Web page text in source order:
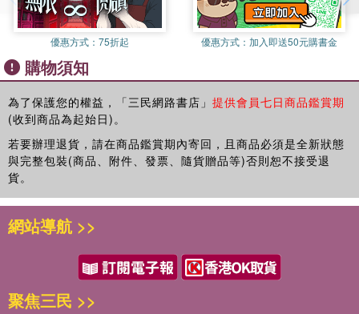
看見生命的黑洞，勇敢進入也就代表我們可以出洞了，因為黑暗的
底端，只有愛和光明。
宇宙源頭的訊息不僅能深入人心，恢復身、心理平衡，更傳遞出地
球正面臨的危機。每個人的身體病痛或人生困境，如同地球遭遇的
迫害般危急。宇宙靈訊透過本書作者想要傳達給所有的人類，如果
連罕病患者都能透過靜坐與祂連結而好轉了，你人生中的所有困
難，也可以透過一樣的旅程轉化。每一個問題都有解答，只要你願
意一起搭上這班揚升的列車。一起覺醒，成為合一。
你們都是勇敢的靈魂
人類的情緒都很重要
每個祈禱 都能得到回應
靜下心來 就能得到答案
優惠方式： 75折起 優惠方式： 加入即送50元購書金
購物須知
為了保護您的權益，「三民網路書店」 提供會員七日商品鑑賞期
(收到商品為起始日)。
若要辦理退貨，請在商品鑑賞期內寄回，且商品必須是全新狀態
與完整包裝(商品、附件、發票、隨貨贈品等)否則恕不接受退
貨。
網站導航 >>
聚焦三民 >>